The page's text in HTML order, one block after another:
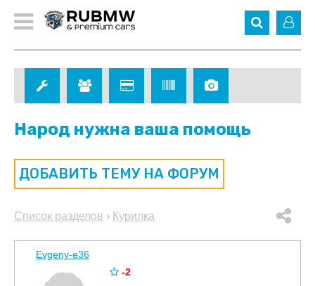
Народ нужна ваша помощь
ДОБАВИТЬ ТЕМУ НА ФОРУМ
Список разделов › Курилка
Evgeny-e36
-2